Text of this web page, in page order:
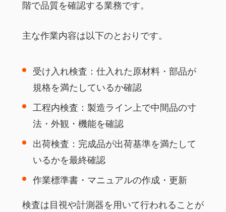
階で品質を確認する業務です。
主な作業内容は以下のとおりです。
受け入れ検査：仕入れた原材料・部品が
規格を満たしているか確認
工程内検査：製造ライン上で中間品の寸
法・外観・機能を確認
出荷検査：完成品が出荷基準を満たして
いるかを最終確認
作業標準書・マニュアルの作成・更新
検査は目視や計測器を用いて行われることが